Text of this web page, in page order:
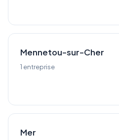
Mennetou-sur-Cher
1 entreprise
Mer